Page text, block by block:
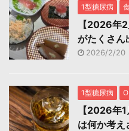
1型糖尿病
【2026年
がたくさん
2026/2/20
1型糖尿病
【2026年
は何か考え